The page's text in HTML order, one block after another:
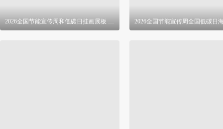
2026全国节能宣传周和低碳日挂画展板 PSD